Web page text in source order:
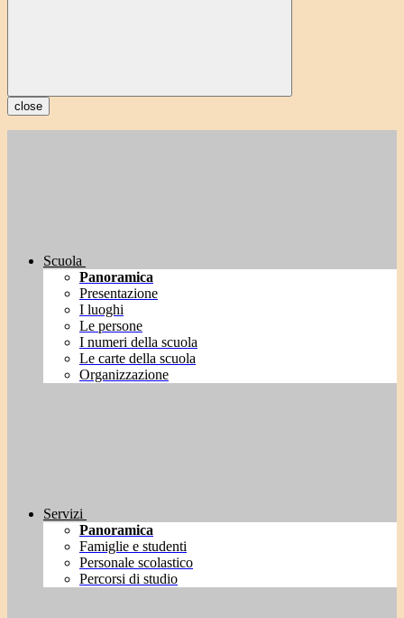
close
Scuola
Panoramica
Presentazione
I luoghi
Le persone
I numeri della scuola
Le carte della scuola
Organizzazione
Servizi
Panoramica
Famiglie e studenti
Personale scolastico
Percorsi di studio